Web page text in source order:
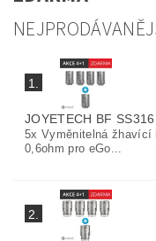
1.
JOYETECH BF
5x Vyměnitelná žhavící
0,6ohm pro eGo...
2.